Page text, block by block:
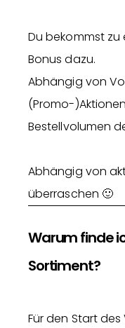
Du bekommst
Bonus dazu.
Abhängig von
(Promo-
Bestellvolumen
Abhängig von
überraschen 🙂
Warum finde
Sortiment?
Für den Start